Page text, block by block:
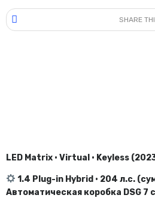
SHARE
LED Matrix • Virtual • Keyless
1.4 Plug-in Hybrid • 204 л.с.
Автоматическая коробка DSG 7